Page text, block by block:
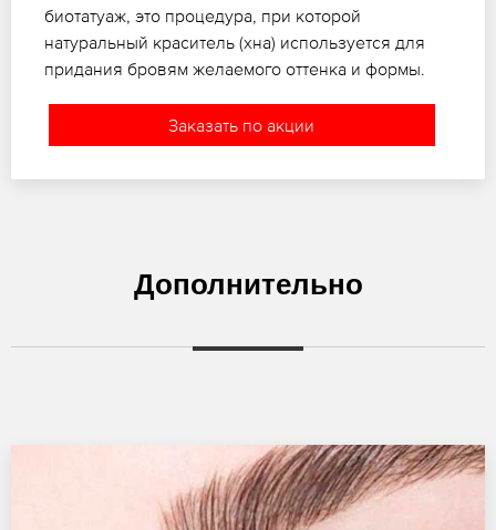
биотатуаж, это процедура, при которой
натуральный краситель (хна) используется для
придания бровям желаемого оттенка и формы.
Заказать по акции
Дополнительно